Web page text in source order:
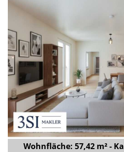
Wohnfläche: 57,42 m² -